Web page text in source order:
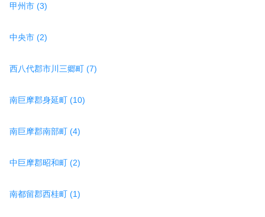
甲州市 (3)
中央市 (2)
西八代郡市川三郷町 (7)
南巨摩郡身延町 (10)
南巨摩郡南部町 (4)
中巨摩郡昭和町 (2)
南都留郡西桂町 (1)